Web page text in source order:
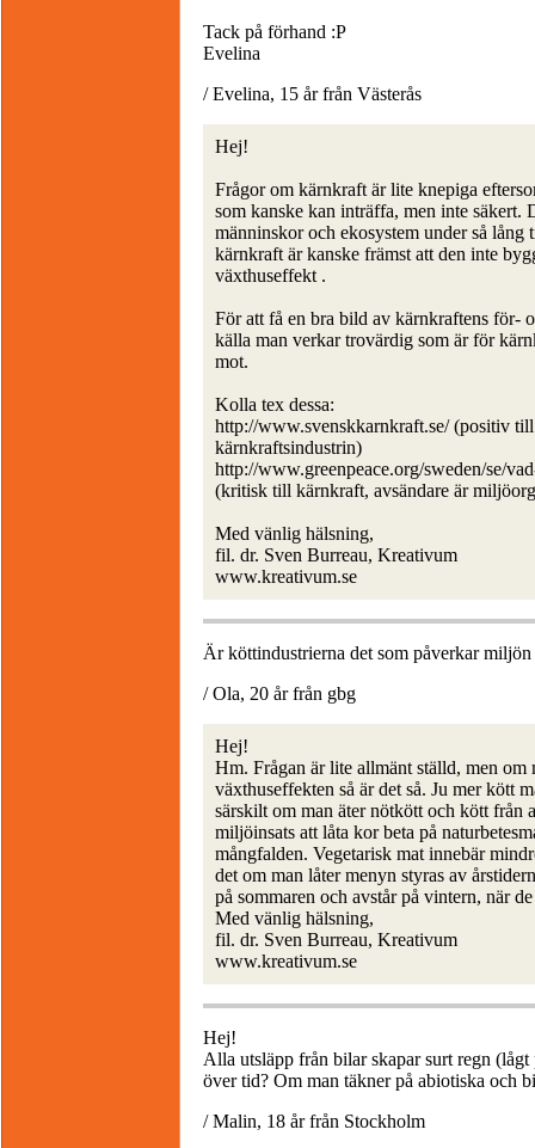
Tack på förhand :P
Evelina
/ Evelina, 15 år från Västerås
Hej!
Frågor om kärnkraft är lite knepiga
som kanske kan inträffa, men inte säkert.
männinskor och ekosystem under så
kärnkraft är kanske främst att den inte
växthuseffekt .
För att få en bra bild av kärnkraftens för-
källa man verkar trovärdig som är för
mot.
Kolla tex dessa:
http://www.svenskkarnkraft.se/ (positiv
kärnkraftsindustrin)
http://www.greenpeace.org/sweden/se/
(kritisk till kärnkraft, avsändare är
Med vänlig hälsning,
fil. dr. Sven Burreau, Kreativum
www.kreativum.se
Är köttindustrierna det som påverkar miljön
/ Ola, 20 år från gbg
Hej!
Hm. Frågan är lite allmänt ställd, men om
växthuseffekten så är det så. Ju mer kött
särskilt om man äter nötkött och kött från
miljöinsats att låta kor beta på
mångfalden. Vegetarisk mat innebär
det om man låter menyn styras av
på sommaren och avstår på vintern, när
Med vänlig hälsning,
fil. dr. Sven Burreau, Kreativum
www.kreativum.se
Hej!
Alla utsläpp från bilar skapar surt regn
över tid? Om man täkner på abiotiska och
/ Malin, 18 år från Stockholm